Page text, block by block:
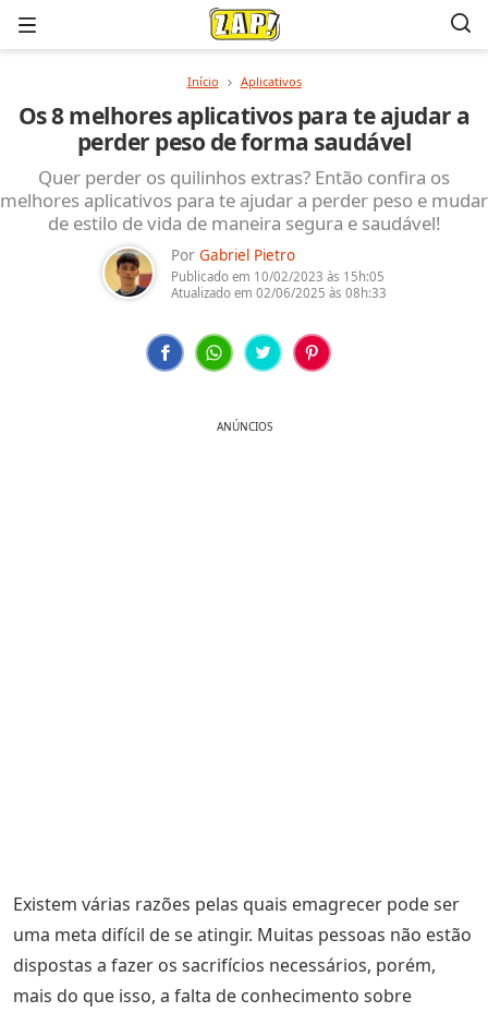
Menu
Início Aplicativos
Os 8 melhores aplicativos para te ajudar a
perder peso de forma saudável
Quer perder os quilinhos extras? Então confira os
melhores aplicativos para te ajudar a perder peso e mudar
de estilo de vida de maneira segura e saudável!
Por Gabriel Pietro
Publicado em 10/02/2023 às 15h:05
Atualizado em 02/06/2025 às 08h:33
ANÚNCIOS
Existem várias razões pelas quais emagrecer pode ser
uma meta difícil de se atingir. Muitas pessoas não estão
dispostas a fazer os sacrifícios necessários, porém,
mais do que isso, a falta de conhecimento sobre